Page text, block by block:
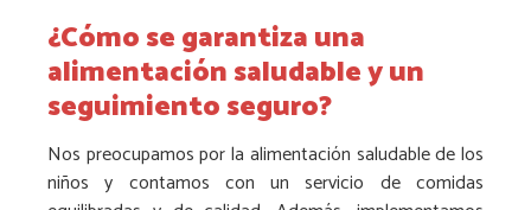
¿Cómo se garantiza una
alimentación saludable y un
seguimiento seguro?
Nos preocupamos por la alimentación saludable de los
niños y contamos con un servicio de comidas